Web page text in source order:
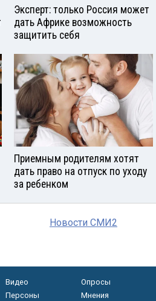
Эксперт: только Россия может
дать Африке возможность
защитить себя
Приемным родителям хотят
дать право на отпуск по уходу
за ребенком
Новости СМИ2
Видео Опросы
Персоны
Мнения